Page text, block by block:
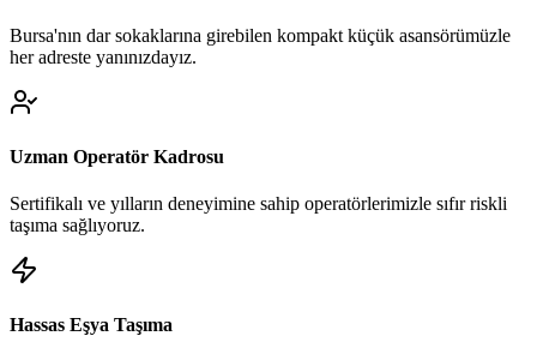
Bursa'nın dar sokaklarına girebilen kompakt küçük asansörümüzle
her adreste yanınızdayız.
Uzman Operatör Kadrosu
Sertifikalı ve yılların deneyimine sahip operatörlerimizle sıfır riskli
taşıma sağlıyoruz.
Hassas Eşya Taşıma